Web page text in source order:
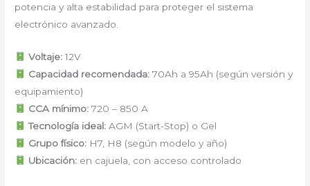
potencia y alta estabilidad para proteger el sistema
electrónico avanzado.
Voltaje:12V
Capacidad recomendada:70Ah a 95Ah (según versión y
equipamiento)
CCA mínimo:720 – 850 A
Tecnología ideal:AGM (Start-Stop) o Gel
Grupo físico:H7, H8 (según modelo y año)
Ubicación:en cajuela, con acceso controlado